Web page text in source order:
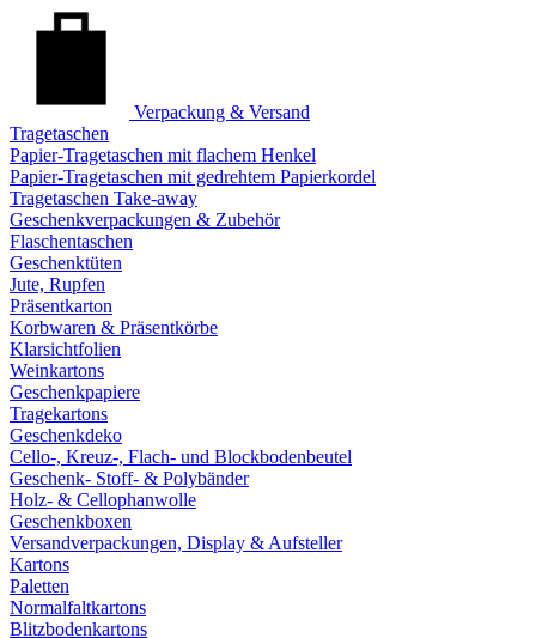
Verpackung & Versand
Tragetaschen
Papier-Tragetaschen mit flachem Henkel
Papier-Tragetaschen mit gedrehtem Papierkordel
Tragetaschen Take-away
Geschenkverpackungen & Zubehör
Flaschentaschen
Geschenktüten
Jute, Rupfen
Präsentkarton
Korbwaren & Präsentkörbe
Klarsichtfolien
Weinkartons
Geschenkpapiere
Tragekartons
Geschenkdeko
Cello-, Kreuz-, Flach- und Blockbodenbeutel
Geschenk- Stoff- & Polybänder
Holz- & Cellophanwolle
Geschenkboxen
Versandverpackungen, Display & Aufsteller
Kartons
Paletten
Normalfaltkartons
Blitzbodenkartons